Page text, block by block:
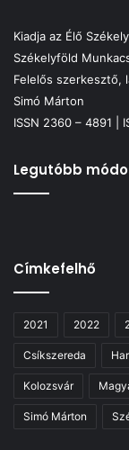
Kiadja az Élő
Székelyföld
Felelős szerkesztő,
Simó Márton
ISSN 2360 – 4891 |
Legutóbb
Címkefelhő
2021 2022
Csíkszereda
Kolozsvár
Simó Márton